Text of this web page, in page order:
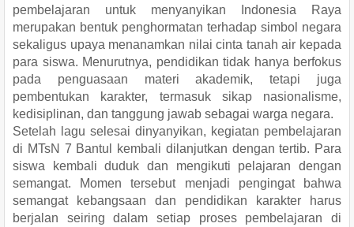
pembelajaran untuk menyanyikan Indonesia Raya
merupakan bentuk penghormatan terhadap simbol negara
sekaligus upaya menanamkan nilai cinta tanah air kepada
para siswa. Menurutnya, pendidikan tidak hanya berfokus
pada penguasaan materi akademik, tetapi juga
pembentukan karakter, termasuk sikap nasionalisme,
kedisiplinan, dan tanggung jawab sebagai warga negara.
Setelah lagu selesai dinyanyikan, kegiatan pembelajaran
di MTsN 7 Bantul kembali dilanjutkan dengan tertib. Para
siswa kembali duduk dan mengikuti pelajaran dengan
semangat. Momen tersebut menjadi pengingat bahwa
semangat kebangsaan dan pendidikan karakter harus
berjalan seiring dalam setiap proses pembelajaran di